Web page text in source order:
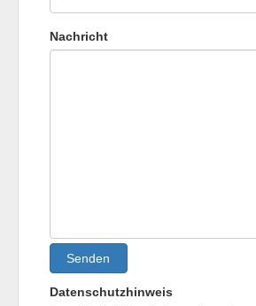
Nachricht
Senden
Datenschutzhinweis